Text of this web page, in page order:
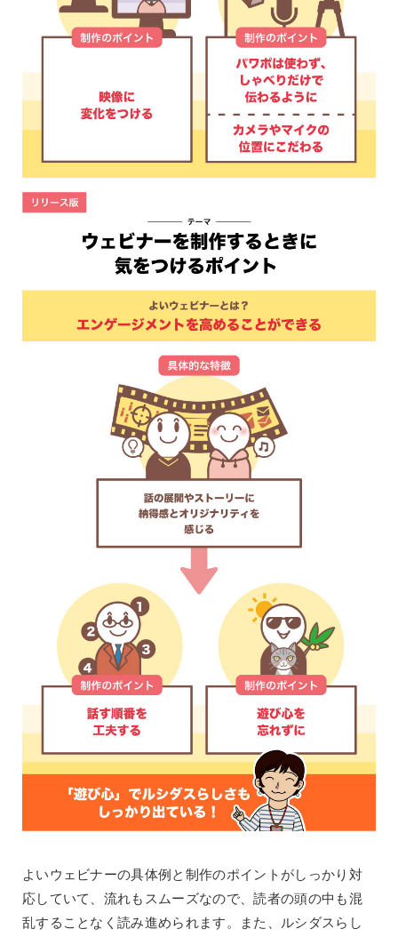
よいウェビナーの具体例と制作のポイントがしっかり対
応していて、流れもスムーズなので、読者の頭の中も混
乱することなく読み進められます。また、ルシダスらし